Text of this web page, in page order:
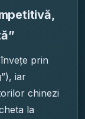
prin
iar
chinezi
la